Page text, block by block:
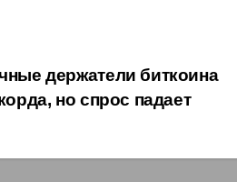
держатели биткоина
но спрос падает